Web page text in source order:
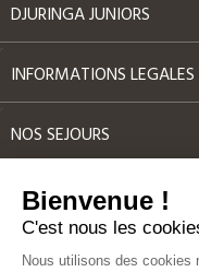
DJURINGA JUNIORS
INFORMATIONS LEGALES
NOS SEJOURS
AUTRES
Label Qualité
Bienvenue !
C'est nous les
Nous utilisons des cookies